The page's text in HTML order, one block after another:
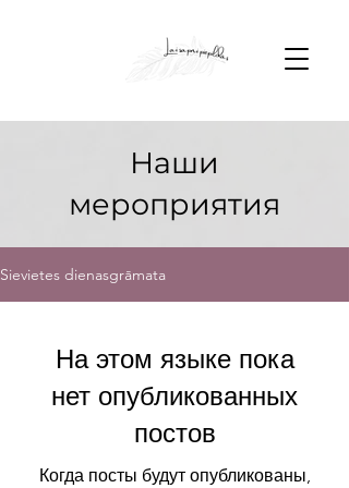
Наши
мероприятия
Sievietes dienasgrāmata
На этом языке пока
нет опубликованных
постов
Когда посты будут опубликованы,